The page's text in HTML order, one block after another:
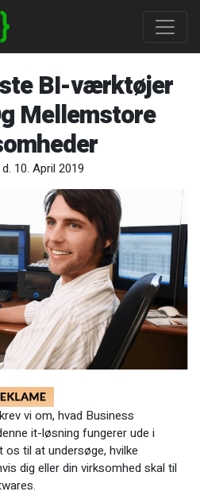
BI-værktøjer
Mellemstore
10. April 2019
vi om, hvad Business
it-løsning fungerer ude i
til at undersøge, hvilke
dig eller din virksomhed skal til